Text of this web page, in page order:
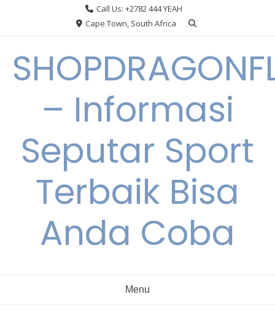
Call Us: +2782 444 YEAH
Cape Town, South Africa
– Informasi
Seputar Sport
Terbaik Bisa
Anda Coba
Menu